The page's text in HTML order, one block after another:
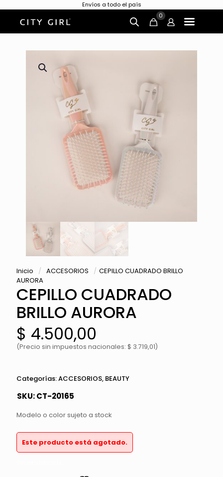
Envíos a todo el país
0
Inicio / ACCESORIOS / CEPILLO CUADRADO BRILLO
AURORA
CEPILLO CUADRADO
BRILLO AURORA
$ 4.500,00
(Precio sin impuestos nacionales: $ 3.719,01)
Categorías:ACCESORIOS, BEAUTY
SKU:CT-20165
Modelo o color sujeto a stock
Este producto está agotado.